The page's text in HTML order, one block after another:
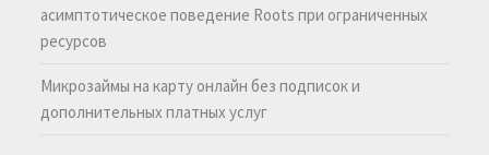
асимптотическое поведение Roots при ограниченных
ресурсов
Микрозаймы на карту онлайн без подписок и
дополнительных платных услуг